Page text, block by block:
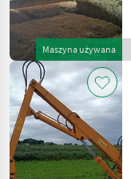
Maszyna używana